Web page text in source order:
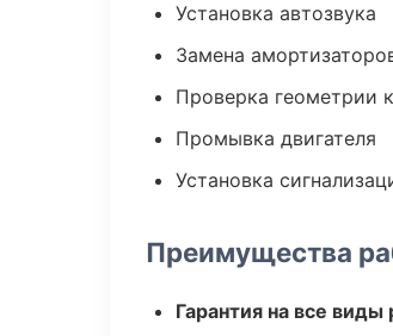
Установка автозвука
Замена
Проверка геометрии
Промывка двигателя
Установка
Преимущества
Гарантия на все